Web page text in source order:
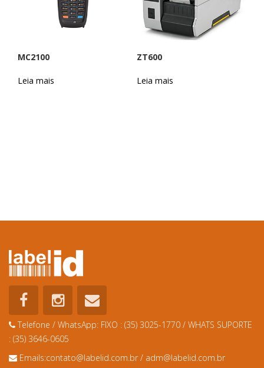
MC2100
Leia mais
ZT600
Leia mais
Telefone / WhatsApp: FIXO : (35) 3025-1770 / WHATS SUPORTE
: (35) 3646-0605
Emails:contato@labelid.com.br / adm@labelid.com.br